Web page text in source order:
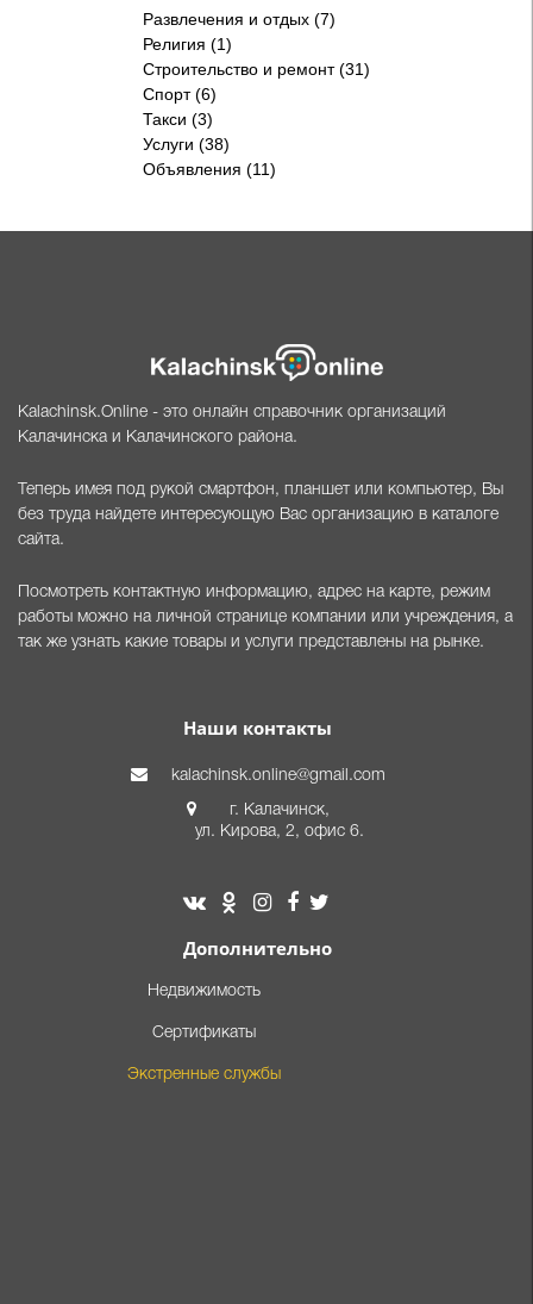
Развлечения и отдых (7)
Религия (1)
Строительство и ремонт (31)
Спорт (6)
Такси (3)
Услуги (38)
Объявления (11)
Kalachinsk.Online - это онлайн справочник организаций
Калачинска и Калачинского района.
Теперь имея под рукой смартфон, планшет или компьютер, Вы
без труда найдете интересующую Вас организацию в каталоге
сайта.
Посмотреть контактную информацию, адрес на карте, режим
работы можно на личной странице компании или учреждения, а
так же узнать какие товары и услуги представлены на рынке.
Наши контакты
kalachinsk.online@gmail.com
г. Калачинск,
ул. Кирова, 2, офис 6.
Дополнительно
Недвижимость
Сертификаты
Экстренные службы